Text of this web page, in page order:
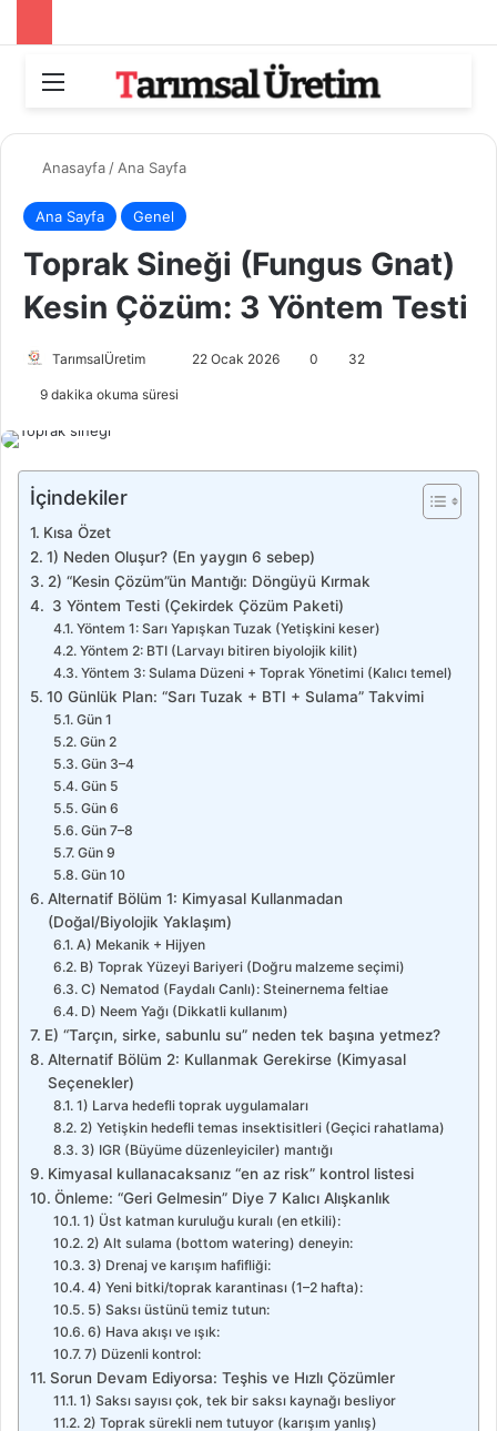
Menü
Anasayfa / Ana Sayfa
Ana Sayfa Genel
Toprak Sineği (Fungus Gnat)
Kesin Çözüm: 3 Yöntem Testi
TarımsalÜretim 22 Ocak 2026 0 32
9 dakika okuma süresi
İçindekiler
Kısa Özet
1) Neden Oluşur? (En yaygın 6 sebep)
2) “Kesin Çözüm”ün Mantığı: Döngüyü Kırmak
3 Yöntem Testi (Çekirdek Çözüm Paketi)
Yöntem 1: Sarı Yapışkan Tuzak (Yetişkini keser)
Yöntem 2: BTI (Larvayı bitiren biyolojik kilit)
Yöntem 3: Sulama Düzeni + Toprak Yönetimi (Kalıcı temel)
10 Günlük Plan: “Sarı Tuzak + BTI + Sulama” Takvimi
Gün 1
Gün 2
Gün 3–4
Gün 5
Gün 6
Gün 7–8
Gün 9
Gün 10
Alternatif Bölüm 1: Kimyasal Kullanmadan
(Doğal/Biyolojik Yaklaşım)
A) Mekanik + Hijyen
B) Toprak Yüzeyi Bariyeri (Doğru malzeme seçimi)
C) Nematod (Faydalı Canlı): Steinernema feltiae
D) Neem Yağı (Dikkatli kullanım)
E) “Tarçın, sirke, sabunlu su” neden tek başına yetmez?
Alternatif Bölüm 2: Kullanmak Gerekirse (Kimyasal
Seçenekler)
1) Larva hedefli toprak uygulamaları
2) Yetişkin hedefli temas insektisitleri (Geçici rahatlama)
3) IGR (Büyüme düzenleyiciler) mantığı
Kimyasal kullanacaksanız “en az risk” kontrol listesi
Önleme: “Geri Gelmesin” Diye 7 Kalıcı Alışkanlık
1) Üst katman kuruluğu kuralı (en etkili):
2) Alt sulama (bottom watering) deneyin:
3) Drenaj ve karışım hafifliği:
4) Yeni bitki/toprak karantinası (1–2 hafta):
5) Saksı üstünü temiz tutun:
6) Hava akışı ve ışık:
7) Düzenli kontrol:
Sorun Devam Ediyorsa: Teşhis ve Hızlı Çözümler
1) Saksı sayısı çok, tek bir saksı kaynağı besliyor
2) Toprak sürekli nem tutuyor (karışım yanlış)